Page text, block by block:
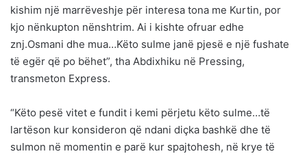
kishim një marrëveshje për interesa tona me Kurtin, por
kjo nënkupton nënshtrim. Ai i kishte ofruar edhe
znj.Osmani dhe mua…Këto sulme janë pjesë e një fushate
të egër që po bëhet”, tha Abdixhiku në Pressing,
transmeton Express.
“Këto pesë vitet e fundit i kemi përjetu këto sulme…të
lartëson kur konsideron që ndani diçka bashkë dhe të
sulmon në momentin e parë kur spajtohesh, në krye të